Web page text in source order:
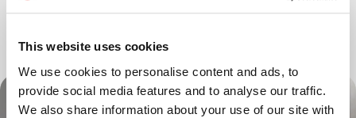
This website uses cookies
We use cookies to personalise content and ads, to
provide social media features and to analyse our traffic.
We also share information about your use of our site with